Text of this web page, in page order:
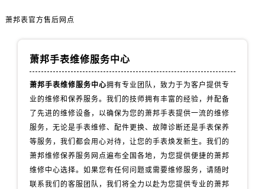
萧邦表官方售后网点
萧邦手表维修服务中心
萧邦手表维修服务中心拥有专业团队，致力于为客户提供专
业的维修和保养服务。我们的技师拥有丰富的经验，并配备
了先进的维修设备，以确保为您的萧邦手表提供一流的维修
服务，无论是手表维修、配件更换、故障诊断还是手表保养
等服务，我们都会用心对待，让您的手表焕发新生。我们的
萧邦维修保养服务网点遍布全国各地，为您提供便捷的萧邦
维修中心选择。如果您有任何问题或需要维修服务，请随时
联系我们的客服团队，我们将全力以赴为您提供专业的萧邦